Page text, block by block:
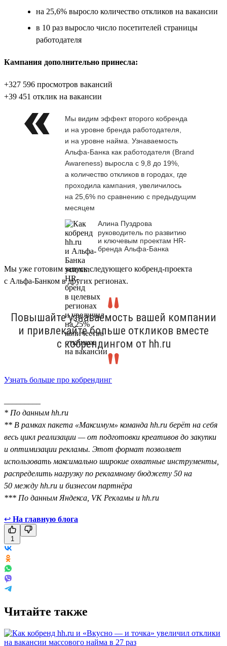
на 25,6% выросло количество откликов на вакансии
в 10 раз выросло число посетителей страницы
работодателя
Кампания дополнительно принесла:
+327 596 просмотров вакансий
+39 451 отклик на вакансии
Мы видим эффект второго кобренда
и на уровне бренда работодателя,
и на уровне найма. Узнаваемость
Альфа-Банка как работодателя (Brand
Awareness) выросла с 9,8 до 19%,
а количество откликов в городах, где
проходила кампания, увеличилось
на 25,6% по сравнению с предыдущим
месяцем
Алина Пуздрова
руководитель по развитию
и ключевым проектам HR-
бренда Альфа-Банка
Мы уже готовим запуск следующего кобренд-проекта
с Альфа-Банком в других регионах.
Повышайте узнаваемость вашей компании
и привлекайте больше откликов вместе
с кобрендингом от hh.ru
Узнать больше про кобрендинг
* По данным hh.ru
** В рамках пакета «Максимум» команда hh.ru берёт на себя
весь цикл реализации — от подготовки креативов до закупки
и оптимизации рекламы. Этот формат позволяет
использовать максимально широкие охватные инструменты,
распределить нагрузку по рекламному бюджету 50 на
50 между hh.ru и бизнесом партнёра
*** По данным Яндекса, VK Рекламы и hh.ru
↩ На главную блога
1
Читайте также